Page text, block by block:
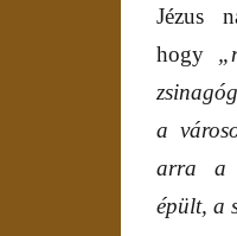
Jézus
hogy
a
arra a
épült, a